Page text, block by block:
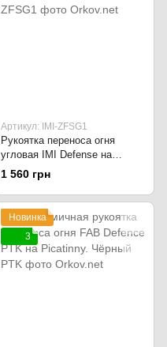
Артикул: IMI-ZFSG1
Рукоятка переноса огня
угловая IMI Defense на
Picatinny. Чёрный
1 560 грн
Новинка
3